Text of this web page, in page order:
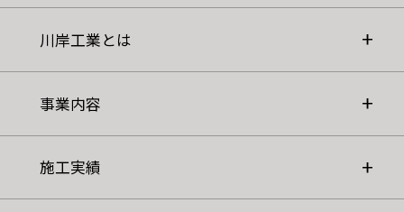
川岸工業とは
事業内容
施工実績